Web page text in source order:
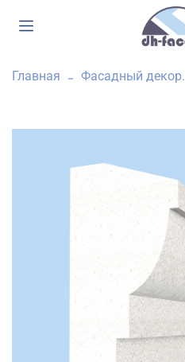
Главная Фасадный декор.